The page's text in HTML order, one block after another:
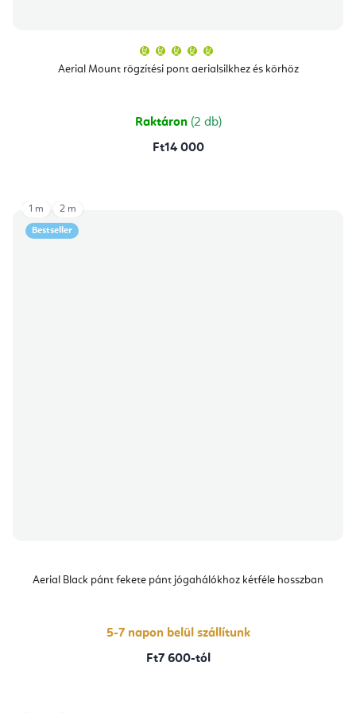
Aerial Mount rögzítési pont aerialsilkhez és körhöz
átlagos
értékelése
csillag.
Raktáron (2 db)
Ft14 000
Bestseller
Aerial Black pánt fekete pánt jógahálókhoz kétféle hosszban
5-7 napon belül szállítunk
Ft7 600-tól
1 m 2 m